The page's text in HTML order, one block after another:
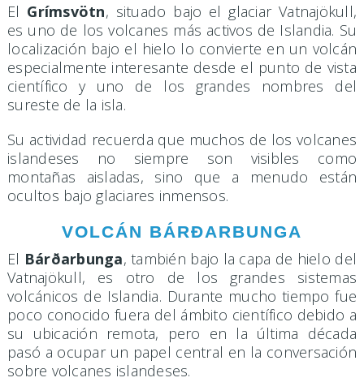
El Grímsvötn, situado bajo el glaciar Vatnajökull,
es uno de los volcanes más activos de Islandia. Su
localización bajo el hielo lo convierte en un volcán
especialmente interesante desde el punto de vista
científico y uno de los grandes nombres del
sureste de la isla.
Su actividad recuerda que muchos de los volcanes
islandeses no siempre son visibles como
montañas aisladas, sino que a menudo están
ocultos bajo glaciares inmensos.
VOLCÁN BÁRÐARBUNGA
El Bárðarbunga, también bajo la capa de hielo del
Vatnajökull, es otro de los grandes sistemas
volcánicos de Islandia. Durante mucho tiempo fue
poco conocido fuera del ámbito científico debido a
su ubicación remota, pero en la última década
pasó a ocupar un papel central en la conversación
sobre volcanes islandeses.